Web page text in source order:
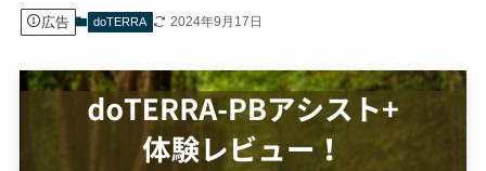
広告 doTERRA 2024年9月17日